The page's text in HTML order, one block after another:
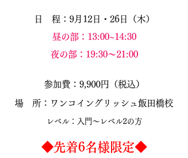
日 程：9月12日・26日（木）
昼の部：13:00~14:30
夜の部：19:30～21:00
参加費：9,900円（税込）​
場 所：​ワンコイングリッシュ飯田橋校
レベル：入門～レベル2の方
​◆先着6名様限定◆